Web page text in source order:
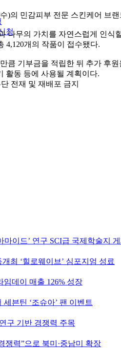
청
)의 민감피부 전문 스킨케어 브
나무의 가치를 자연스럽게 인식
4,120개의 작품이 접수됐다.
큼 기부금을 적립한 뒤 추가 후
활동 등에 사용될 계획이다.
전재 및 재배포 금지
마이드’ 연구 SCI급 국제학술지 게
최 ‘힐로웨이브’ 심포지엄 성료
임데이 매출 126% 성장
븐틴 ‘조슈아’ 팬 이벤트
구 기반 경쟁력 주목
쟁력”으로 북미·중남미 확장